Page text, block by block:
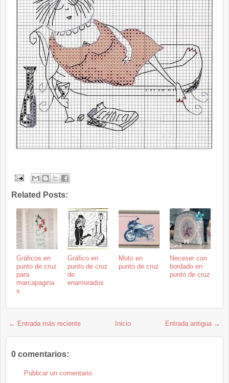
Related Posts:
Gráficos en
punto de cruz
para
marcapagina
s
Gráfico en
punto de cruz
de
enamorados
Moto en
punto de cruz
Neceser con
bordado en
punto de cruz
← Entrada más reciente Entrada antigua →
Inicio
0 comentarios:
Publicar un comentario